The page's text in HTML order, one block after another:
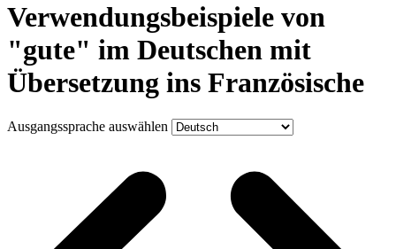
Verwendungsbeispiele von
"gute" im Deutschen mit
Übersetzung ins Französische
Ausgangssprache auswählen